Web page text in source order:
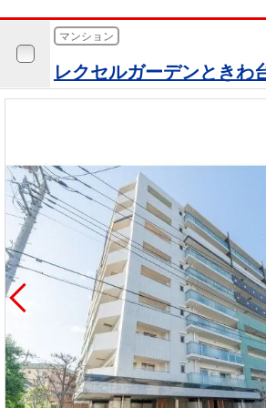
マンション
レクセルガーデンときわ